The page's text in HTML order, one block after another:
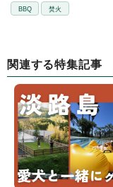
BBQ 焚火
関連する特集記事